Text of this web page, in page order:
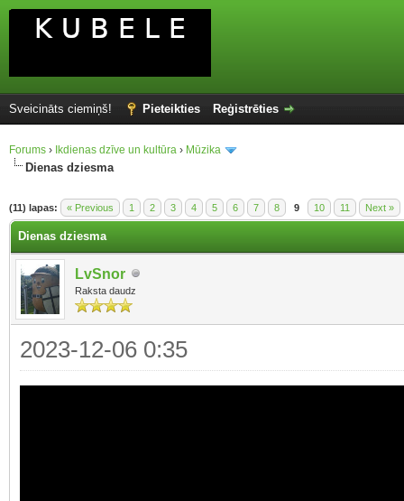
Sveicināts ciemiņš! Pieteikties Reģistrēties
Forums › Ikdienas dzīve un kultūra › Mūzika
Dienas dziesma
(11) lapas: « Previous 1 2 3 4 5 6 7 8 9 10 11 Next »
Dienas dziesma
LvSnor
Raksta daudz
2023-12-06 0:35